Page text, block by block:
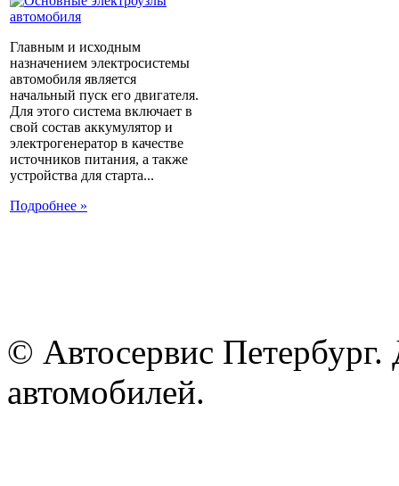
Главным и исходным
назначением электросистемы
автомобиля является
начальный пуск его двигателя.
Для этого система включает в
свой состав аккумулятор и
электрогенератор в качестве
источников питания, а также
устройства для старта...
Подробнее »
© Автосервис
автомобилей.